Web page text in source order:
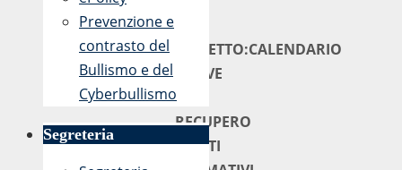
OGGETTO:CALENDARIO
PROVE
DI
RECUPERO
DEBITI
Prevenzione e
contrasto del
Bullismo e del
Cyberbullismo
Segreteria